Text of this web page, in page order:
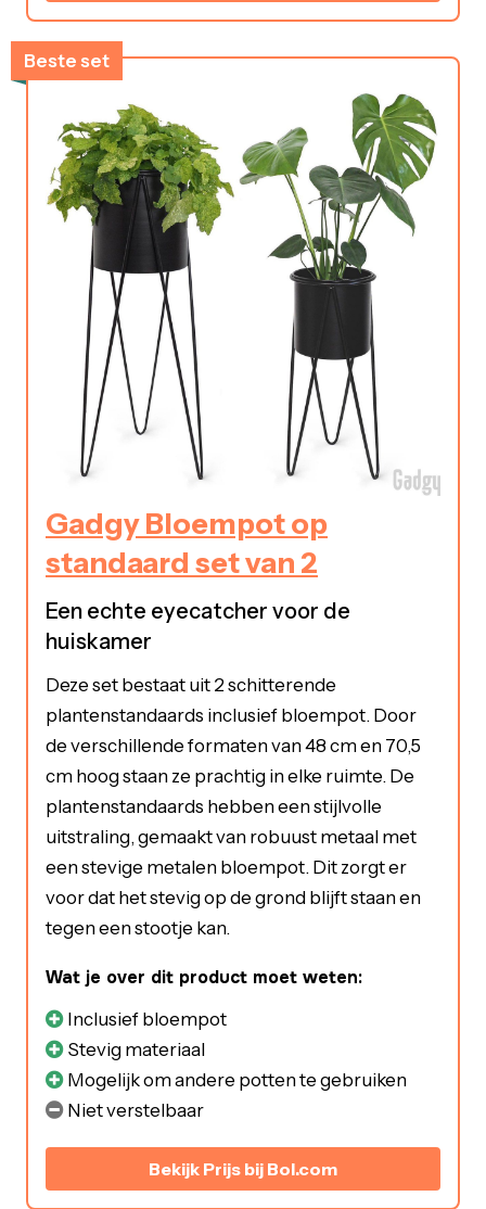
Beste set
Gadgy Bloempot op
standaard set van 2
Een echte eyecatcher voor de
huiskamer
Deze set bestaat uit 2 schitterende
plantenstandaards inclusief bloempot. Door
de verschillende formaten van 48 cm en 70,5
cm hoog staan ze prachtig in elke ruimte. De
plantenstandaards hebben een stijlvolle
uitstraling, gemaakt van robuust metaal met
een stevige metalen bloempot. Dit zorgt er
voor dat het stevig op de grond blijft staan en
tegen een stootje kan.
Wat je over dit product moet weten:
Inclusief bloempot
Stevig materiaal
Mogelijk om andere potten te gebruiken
Niet verstelbaar
Bekijk Prijs bij Bol.com